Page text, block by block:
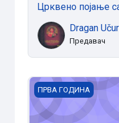
Црквено појање
Dragan Učur
Предавач
Црквено појање са
ПРВА ГОДИНА